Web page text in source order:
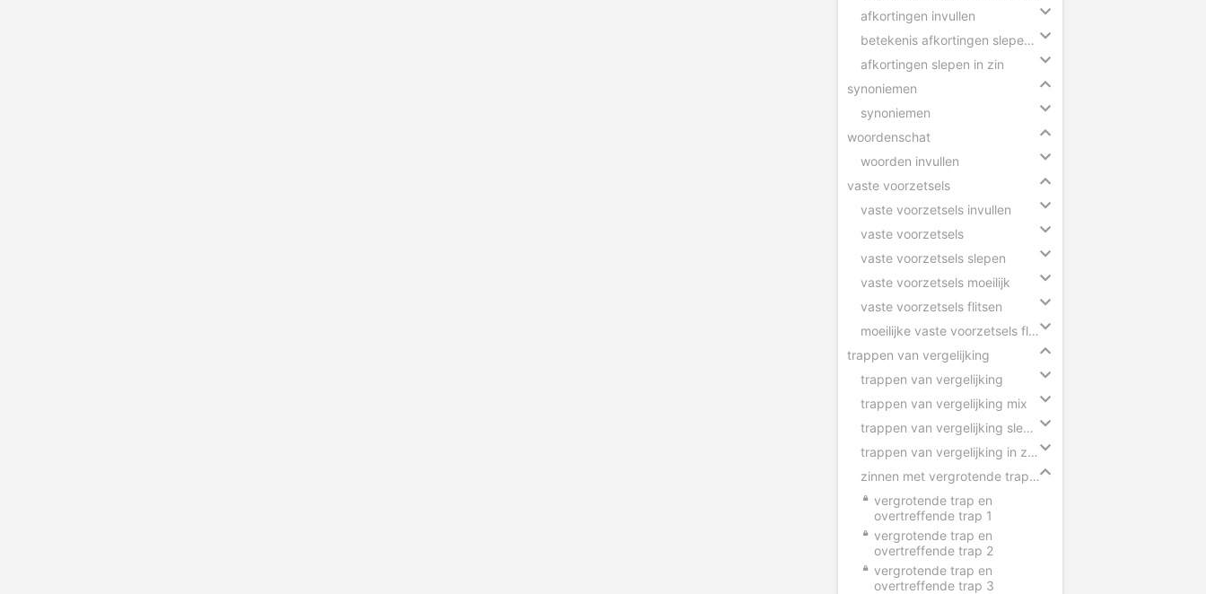
afkortingen invullen
betekenis afkortingen slepen in zin
afkortingen slepen in zin
synoniemen
synoniemen
woordenschat
woorden invullen
vaste voorzetsels
vaste voorzetsels invullen
vaste voorzetsels
vaste voorzetsels slepen
vaste voorzetsels moeilijk
vaste voorzetsels flitsen
moeilijke vaste voorzetsels flitsen
trappen van vergelijking
trappen van vergelijking
trappen van vergelijking mix
trappen van vergelijking slepen
trappen van vergelijking in zinnen
zinnen met vergrotende trap en overtreffende trap
vergrotende trap en
overtreffende trap 1
vergrotende trap en
overtreffende trap 2
vergrotende trap en
overtreffende trap 3